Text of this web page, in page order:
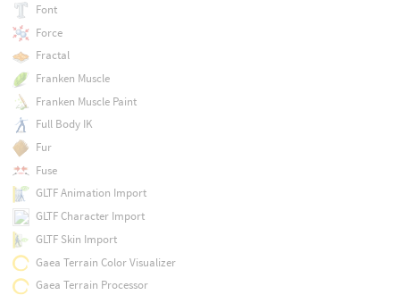
Font
Force
Fractal
Franken Muscle
Franken Muscle Paint
Full Body IK
Fur
Fuse
GLTF Animation Import
GLTF Character Import
GLTF Skin Import
Gaea Terrain Color Visualizer
Gaea Terrain Processor